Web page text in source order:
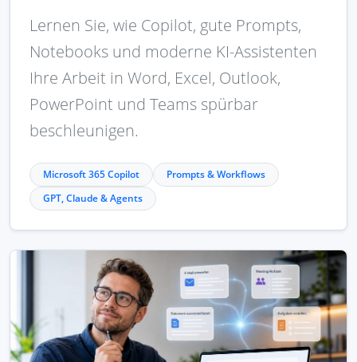
Lernen Sie, wie Copilot, gute Prompts,
Notebooks und moderne KI-Assistenten
Ihre Arbeit in Word, Excel, Outlook,
PowerPoint und Teams spürbar
beschleunigen.
Microsoft 365 Copilot
Prompts & Workflows
GPT, Claude & Agents